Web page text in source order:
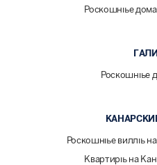
Роскошные дома
Роскошные
Роскошные виллы на
Квартиры на